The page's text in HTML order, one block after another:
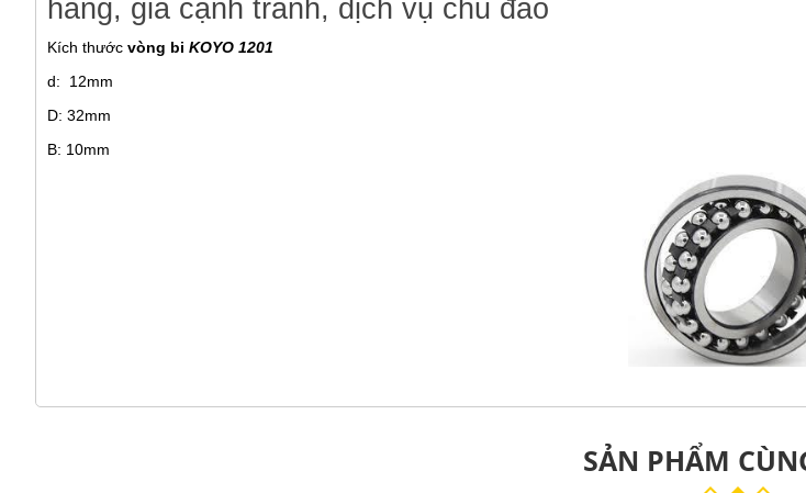
hãng, giá cạnh tranh, dịch vụ chu đáo
Kích thước vòng bi KOYO 1201
d: 12mm
D: 32mm
B: 10mm
SẢN PHẨM